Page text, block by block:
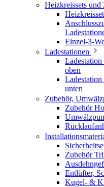
Heizkreissets
Einzel-3-
Ladestationen
oben
unten
Zubehör,
Zubehör
Zubehör
Entlüfter,
Kugel- &